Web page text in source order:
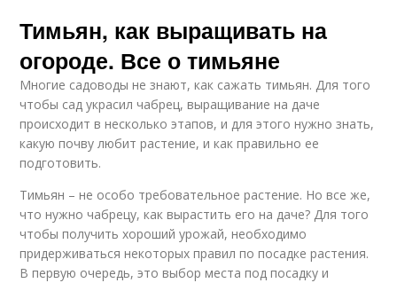
Тимьян, как выращивать на
огороде. Все о тимьяне
Многие садоводы не знают, как сажать тимьян. Для того
чтобы сад украсил чабрец, выращивание на даче
происходит в несколько этапов, и для этого нужно знать,
какую почву любит растение, и как правильно ее
подготовить.
Тимьян – не особо требовательное растение. Но все же,
что нужно чабрецу, как вырастить его на даче? Для того
чтобы получить хороший урожай, необходимо
придерживаться некоторых правил по посадке растения.
В первую очередь, это выбор места под посадку и